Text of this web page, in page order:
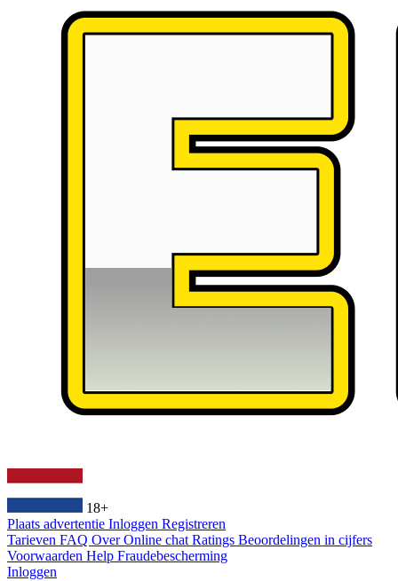
18+
Plaats advertentie Inloggen Registreren
Tarieven FAQ OverOnline chat Ratings Beoordelingen in cijfers
Voorwaarden Help Fraudebescherming
Inloggen